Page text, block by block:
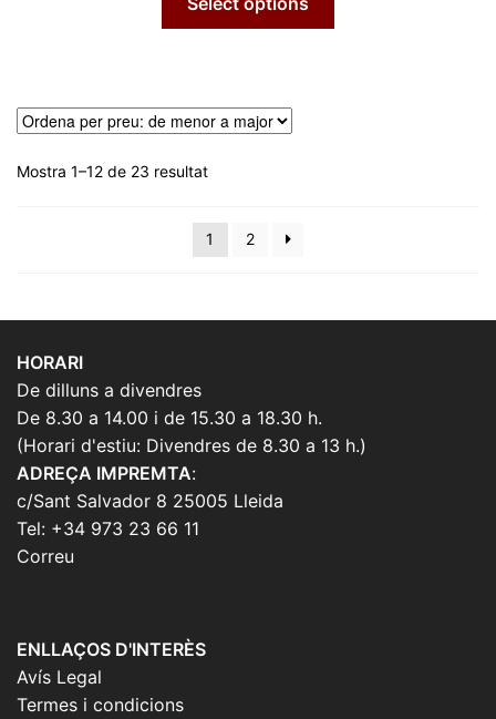
Mostra 1–12 de 23 resultatOrdenat
preu:
de
major
1 2
HORARI
De dilluns a divendres
De 8.30 a 14.00 i de 15.30 a 18.30 h.
(Horari d'estiu: Divendres de 8.30 a 13 h.)
ADREÇA IMPREMTA:
c/Sant Salvador 8 25005 Lleida
Tel: +34 973 23 66 11
Correu
ENLLAÇOS D'INTERÈS
Avís Legal
Termes i condicions